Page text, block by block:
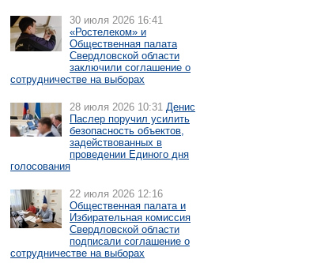
30 июля 2026 16:41
«Ростелеком» и
Общественная палата
Свердловской области
заключили соглашение о
сотрудничестве на выборах
28 июля 2026 10:31 Денис
Паслер поручил усилить
безопасность объектов,
задействованных в
проведении Единого дня
голосования
22 июля 2026 12:16
Общественная палата и
Избирательная комиссия
Свердловской области
подписали соглашение о
сотрудничестве на выборах